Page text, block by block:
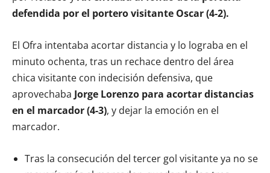
defendida por el portero visitante Oscar (4-2).
El Ofra intentaba acortar distancia y lo lograba en el
minuto ochenta, tras un rechace dentro del área
chica visitante con indecisión defensiva, que
aprovechaba Jorge Lorenzo para acortar distancias
en el marcador (4-3), y dejar la emoción en el
marcador.
Tras la consecución del tercer gol visitante ya no se